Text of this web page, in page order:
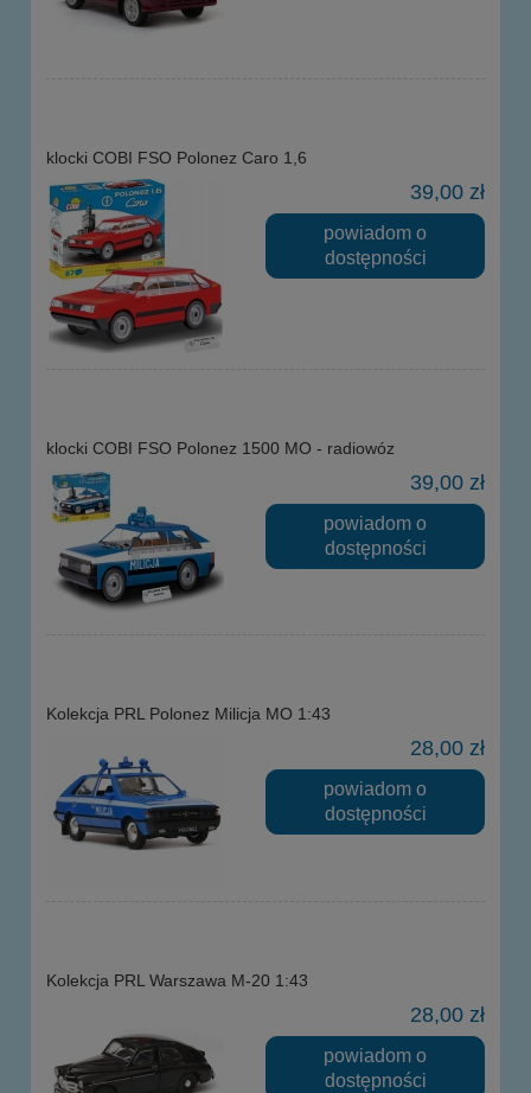
klocki COBI FSO Polonez Caro 1,6
39,00 zł
powiadom o
dostępności
klocki COBI FSO Polonez 1500 MO - radiowóz
39,00 zł
powiadom o
dostępności
Kolekcja PRL Polonez Milicja MO 1:43
28,00 zł
powiadom o
dostępności
Kolekcja PRL Warszawa M-20 1:43
28,00 zł
powiadom o
dostępności